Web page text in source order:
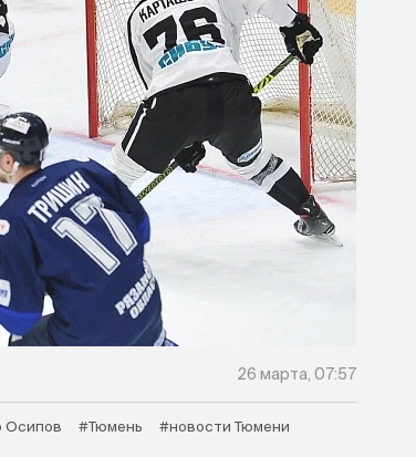
26 марта, 07:57
Осипов #Тюмень
#новости Тюмени